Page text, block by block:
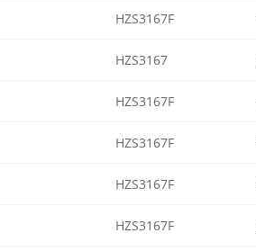
HZS3167F
HZS3167
HZS3167F
HZS3167F
HZS3167F
HZS3167F